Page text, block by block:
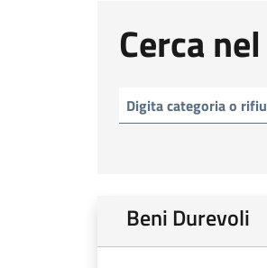
Cerca
Beni Durevoli